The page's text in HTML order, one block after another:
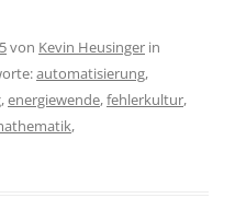
von Kevin Heusinger in
automatisierung,
,energiewende,fehlerkultur,
,